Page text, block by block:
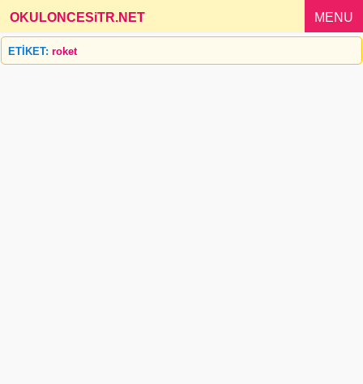
OKULONCESiTR.NET MENU
ETİKET: roket